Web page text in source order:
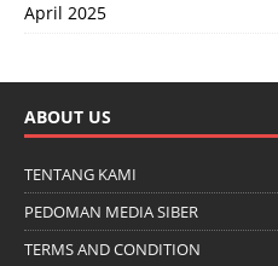
April 2025
ABOUT US
TENTANG KAMI
PEDOMAN MEDIA SIBER
TERMS AND CONDITION